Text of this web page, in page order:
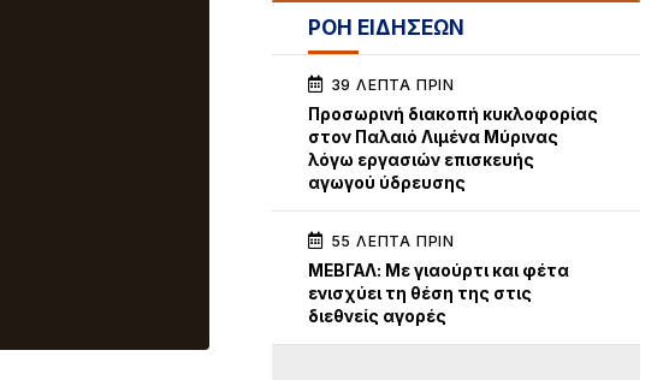
ΡΟΗ ΕΙΔΗΣΕΩΝ
39 ΛΕΠΤΆ ΠΡΙΝ
Προσωρινή διακοπή κυκλοφορίας
στον Παλαιό Λιμένα Μύρινας
λόγω εργασιών επισκευής
αγωγού ύδρευσης
55 ΛΕΠΤΆ ΠΡΙΝ
ΜΕΒΓΑΛ: Με γιαούρτι και φέτα
ενισχύει τη θέση της στις
διεθνείς αγορές